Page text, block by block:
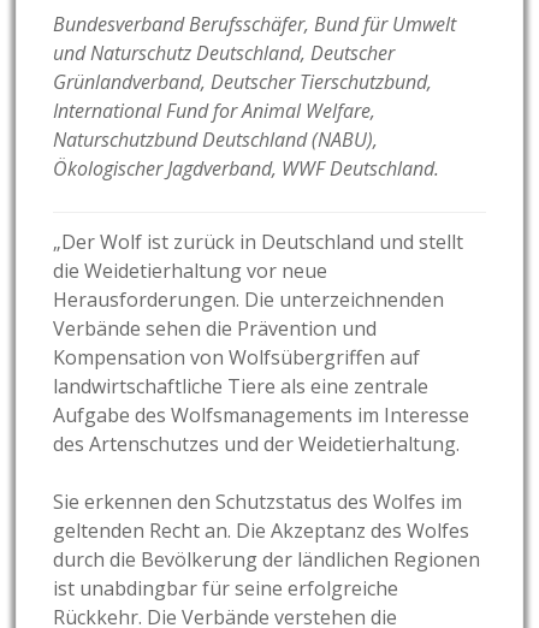
Bundesverband Berufsschäfer, Bund für Umwelt
und Naturschutz Deutschland,Deutscher
Grünlandverband, Deutscher Tierschutzbund,
International Fund for Animal Welfare,
Naturschutzbund Deutschland (NABU),
Ökologischer Jagdverband, WWF Deutschland.
„Der Wolf ist zurück in Deutschland und stellt
die Weidetierhaltung vor neue
Herausforderungen. Die unterzeichnenden
Verbände sehen die Prävention und
Kompensation von Wolfsübergriffen auf
landwirtschaftliche Tiere als eine zentrale
Aufgabe des Wolfsmanagements im Interesse
des Artenschutzes und der Weidetierhaltung.
Sie erkennen den Schutzstatus des Wolfes im
geltenden Recht an. Die Akzeptanz des Wolfes
durch die Bevölkerung der ländlichen Regionen
ist unabdingbar für seine erfolgreiche
Rückkehr. Die Verbände verstehen die